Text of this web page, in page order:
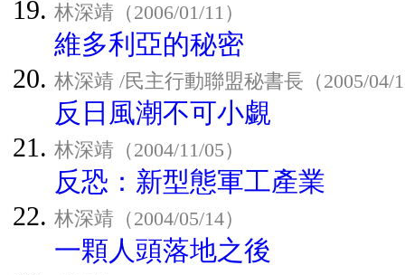
林深靖（2006/01/11）
維多利亞的秘密
林深靖 /民主行動聯盟秘書長（2005/04/
反日風潮不可小覷
林深靖（2004/11/05）
反恐：新型態軍工產業
林深靖（2004/05/14）
一顆人頭落地之後